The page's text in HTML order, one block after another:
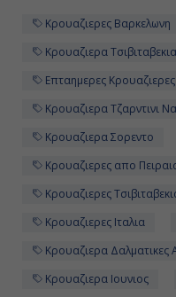
Κρουαζιερες Βαρκελωνη
Κρουαζιερα
Επταημερες Κρουαζιερες
Κρουαζιερα Τζαρντινι
Κρουαζιερα Σορεντο
Κρουαζιερες απο
Κρουαζιερες
Κρουαζιερες Ιταλια
Κρουαζιερα Δαλματικες
Κρουαζιερα Ιουνιος